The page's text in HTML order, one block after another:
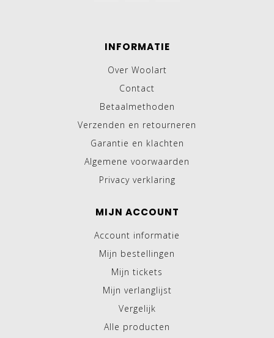
INFORMATIE
Over Woolart
Contact
Betaalmethoden
Verzenden en retourneren
Garantie en klachten
Algemene voorwaarden
Privacy verklaring
MIJN ACCOUNT
Account informatie
Mijn bestellingen
Mijn tickets
Mijn verlanglijst
Vergelijk
Alle producten